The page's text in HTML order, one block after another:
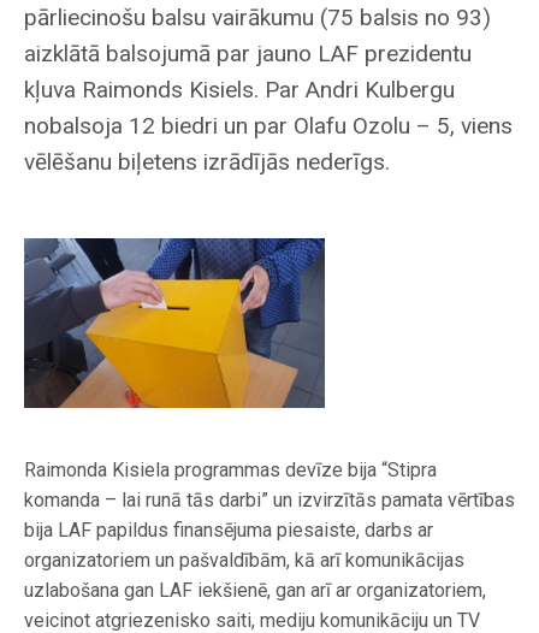
pārliecinošu balsu vairākumu (75 balsis no 93)
aizklātā balsojumā par jauno LAF prezidentu
kļuva Raimonds Kisiels. Par Andri Kulbergu
nobalsoja 12 biedri un par Olafu Ozolu – 5, viens
vēlēšanu biļetens izrādījās nederīgs.
Raimonda Kisiela programmas devīze bija “Stipra
komanda – lai runā tās darbi” un izvirzītās pamata vērtības
bija LAF papildus finansējuma piesaiste, darbs ar
organizatoriem un pašvaldībām, kā arī komunikācijas
uzlabošana gan LAF iekšienē, gan arī ar organizatoriem,
veicinot atgriezenisko saiti, mediju komunikāciju un TV